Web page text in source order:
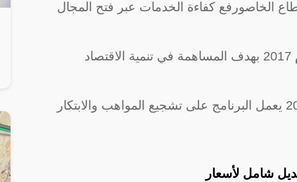
الخاصورفع كفاءة الخدمات عبر فتح المجال
– برنامج صندوق الاستثمارات العامة: تم إطلاقه عام 2017 بهدف المساهمة في تنمية الاقتصاد
– برنامج جودة الحياة: تم الأعلان عنه في 3 كايو 2018 يعمل البرنامج على تشجيع المواهب والابتكار
شامل لأسعار